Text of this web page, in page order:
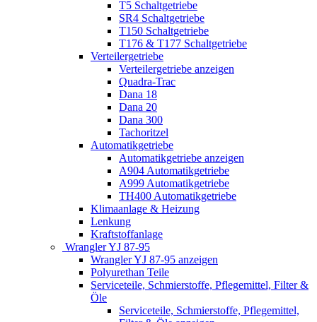
T5 Schaltgetriebe
SR4 Schaltgetriebe
T150 Schaltgetriebe
T176 & T177 Schaltgetriebe
Verteilergetriebe
Verteilergetriebe anzeigen
Quadra-Trac
Dana 18
Dana 20
Dana 300
Tachoritzel
Automatikgetriebe
Automatikgetriebe anzeigen
A904 Automatikgetriebe
A999 Automatikgetriebe
TH400 Automatikgetriebe
Klimaanlage & Heizung
Lenkung
Kraftstoffanlage
Wrangler YJ 87-95
Wrangler YJ 87-95 anzeigen
Polyurethan Teile
Serviceteile, Schmierstoffe, Pflegemittel, Filter &
Öle
Serviceteile, Schmierstoffe, Pflegemittel,